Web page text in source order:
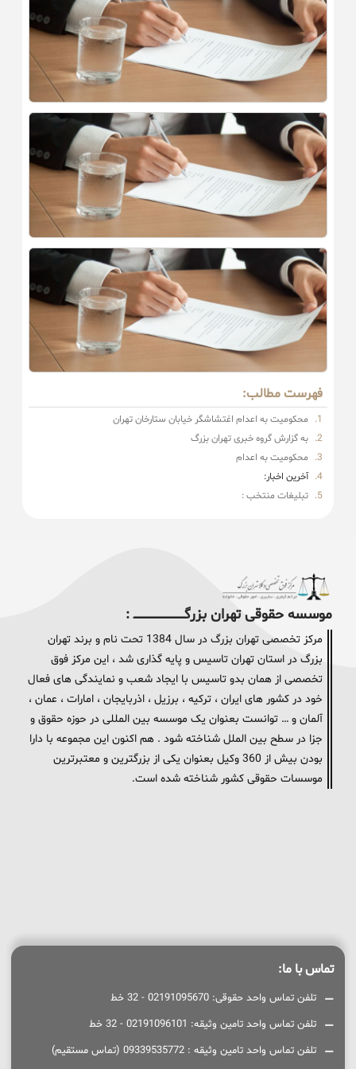
فهرست مطالب:
محکومیت به اعدام اغتشاشگر خیابان ستارخان تهران
به گزارش گروه خبری تهران بزرگ
محکومیت به اعدام
آخرین اخبار:
تبلیغات منتخب :
موسسه حقوقی تهران بزرگــــــــــــــــــــــــــــــــ :
مرکز تخصصی تهران بزرگ در سال 1384 تحت نام و برند تهران
بزرگ در استان تهران تاسیس و پایه گذاری شد ، این مرکز فوق
تخصصی از همان بدو تاسیس با ایجاد شعب و نمایندگی های فعال
خود در کشور های ایران ، ترکیه ، برزیل ، اذربایجان ، امارات ، عمان ،
آلمان و … توانست بعنوان یک موسسه بین المللی در حوزه حقوق و
جزا در سطح بین الملل شناخته شود . هم اکنون این مجموعه با دارا
بودن بیش از 360 وکیل بعنوان یکی از بزرگترین و معتبرترین
موسسات حقوقی کشور شناخته شده است.
تماس با ما:
تلفن تماس واحد حقوقی: 02191095670 - 32 خط
تلفن تماس واحد تامین وثیقه: 02191096101 - 32 خط
تلفن تماس واحد تامین وثیقه : 09339535772 (تماس مستقیم)